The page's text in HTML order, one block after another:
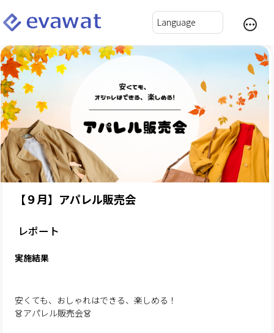
【９月】アパレル販売会
レポート
実施結果
安くても、おしゃれはできる、楽しめる！
👗アパレル販売会👗